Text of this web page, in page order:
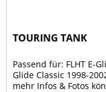
TOURING TANK
Passend für: FLHT E-
Glide Classic 1998-
mehr Infos & Fotos